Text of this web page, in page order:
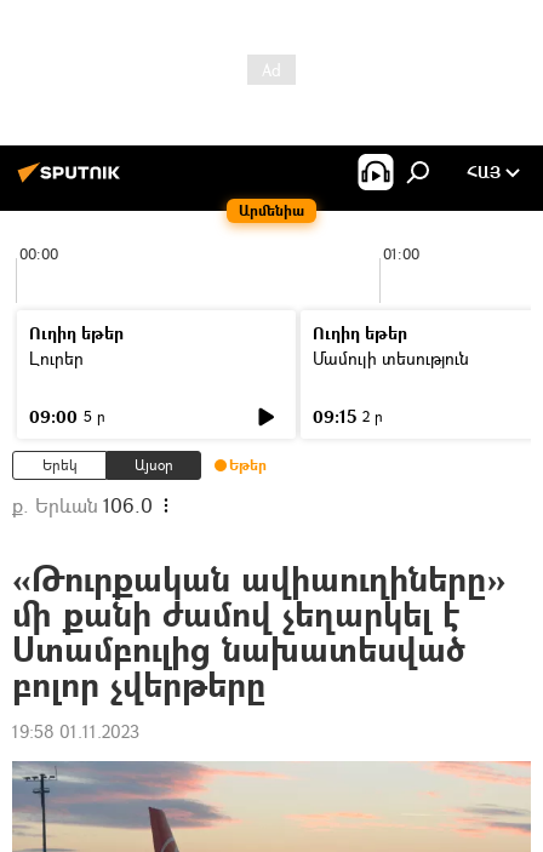
Արմենիա
ՀԱՅ
00:00 01:00
Ուղիղ եթեր
Լուրեր
09:00 5 ր
Ուղիղ եթեր
Մամուլի տեսություն
09:15 2 ր
Երեկ Այսօր Եթեր
ք. Երևան 106.0
«Թուրքական ավիաուղիները»
մի քանի ժամով չեղարկել է
Ստամբուլից նախատեսված
բոլոր չվերթերը
19:58 01.11.2023